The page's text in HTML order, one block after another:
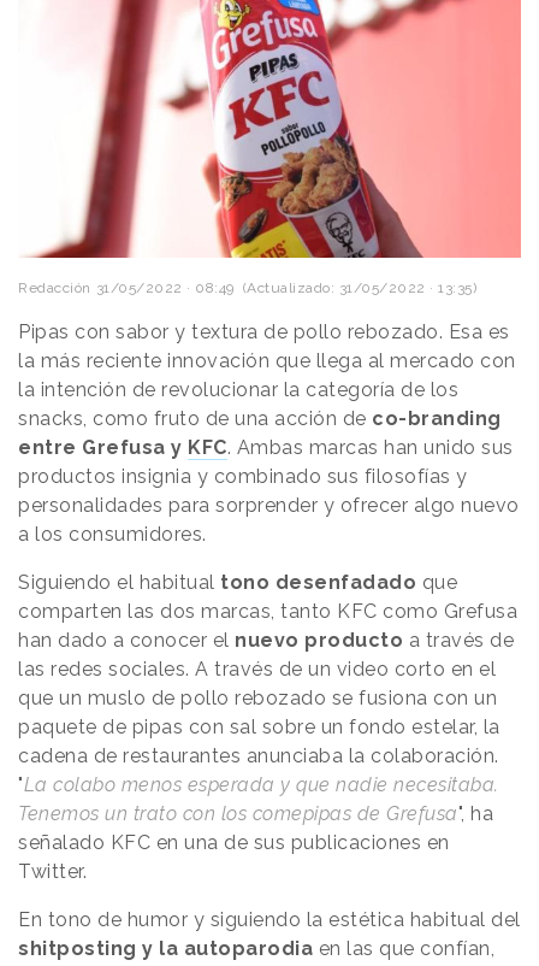
Redacción 31/05/2022 · 08:49 (Actualizado: 31/05/2022 · 13:35)
Pipas con sabor y textura de pollo rebozado. Esa es
la más reciente innovación que llega al mercado con
la intención de revolucionar la categoría de los
snacks, como fruto de una acción de co-branding
entre Grefusa y KFC. Ambas marcas han unido sus
productos insignia y combinado sus filosofías y
personalidades para sorprender y ofrecer algo nuevo
a los consumidores.
Siguiendo el habitual tono desenfadado que
comparten las dos marcas, tanto KFC como Grefusa
han dado a conocer el nuevo producto a través de
las redes sociales. A través de un video corto en el
que un muslo de pollo rebozado se fusiona con un
paquete de pipas con sal sobre un fondo estelar, la
cadena de restaurantes anunciaba la colaboración.
"La colabo menos esperada y que nadie necesitaba.
Tenemos un trato con los comepipas de Grefusa", ha
señalado KFC en una de sus publicaciones en
Twitter.
En tono de humor y siguiendo la estética habitual del
shitposting y la autoparodia en las que confían,